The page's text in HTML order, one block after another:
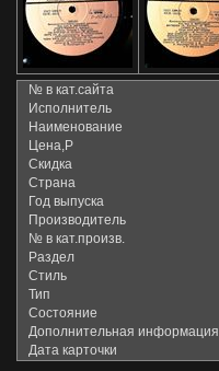
№ в кат.сайта
Исполнитель
Наименование
Цена,Р
Скидка
Страна
Год выпуска
Производитель
№ в кат.произв.
Раздел
Стиль
Тип
Состояние
Дополнительная информация
Дата карточки